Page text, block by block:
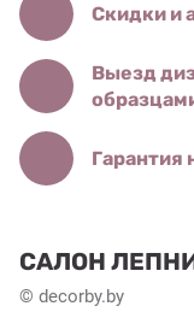
Скидки и
Выезд
Гарантия
САЛОН
© decorby.by